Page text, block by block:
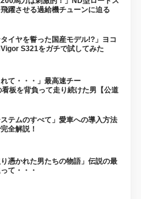
躍させる過給機チューンに迫る
タイヤを誓った国産モデル!?」ヨコ
S321をガチで試してみた
れて・・・」最高速チー
板を背負って走り続けた男【公道
ステムのすべて」愛車への導入方法
全解説！
り憑かれた男たちの物語」伝説の最
て・・・